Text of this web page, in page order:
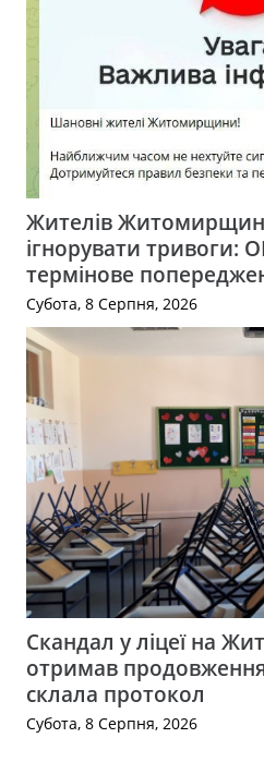
Жителів
ігнорувати тривоги:
термінове
Субота, 8 Серпня, 2026
Скандал у ліцеї на
отримав
склала протокол
Субота, 8 Серпня, 2026